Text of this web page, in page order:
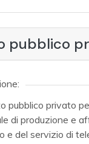
pubblico
pubblico privato
di produzione e
e del servizio di